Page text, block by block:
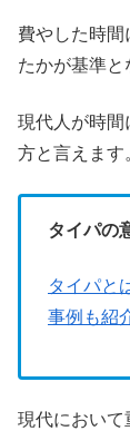
費やした時
たかが基準と
現代人が時間
方と言えます
タイパの
タイパと
事例も紹
現代において